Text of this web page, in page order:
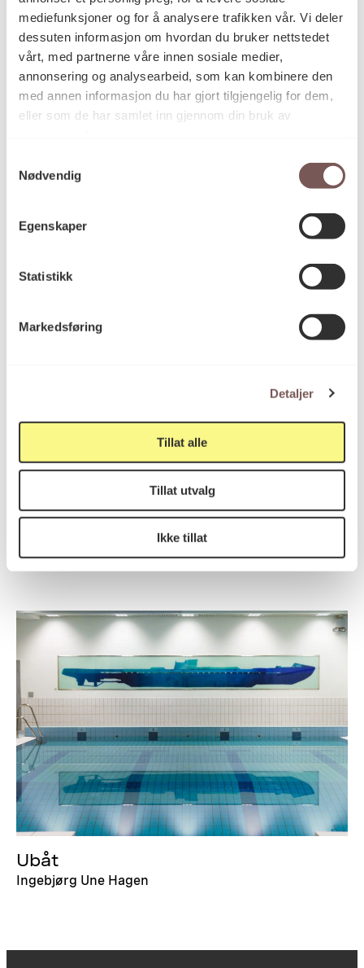
mediefunksjoner og for å analysere trafikken vår. Vi deler
dessuten informasjon om hvordan du bruker nettstedet
vårt, med partnerne våre innen sosiale medier,
annonsering og analysearbeid, som kan kombinere den
med annen informasjon du har gjort tilgjengelig for dem,
eller som de har samlet inn gjennom din bruk av
Nødvendig
Egenskaper
Statistikk
Markedsføring
Detaljer
Tillat alle
Tillat utvalg
Ikke tillat
Prosjektansvarlig Elisabeth Tetens Jahn
Kunstkonsulent(er)
i kunstutvalget
Per Hess
Arkitektkontor
Kunst til statens nybygg
Ubåt
Ingebjørg Une Hagen